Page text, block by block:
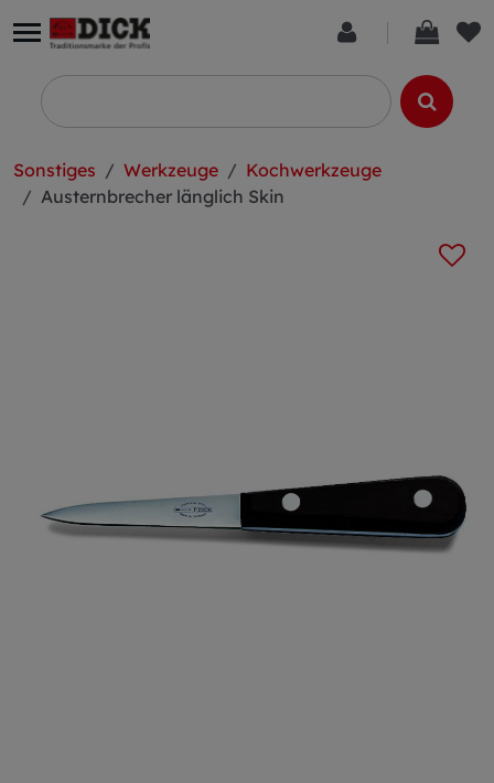
Sonstiges Werkzeuge
Kochwerkzeuge
Austernbrecher länglich Skin